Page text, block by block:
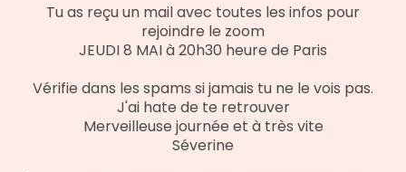
Tu as reçu un mail avec toutes les infos pour
rejoindre le zoom
JEUDI 8 MAI à 20h30 heure de Paris
Vérifie dans les spams si jamais tu ne le vois pas.
J'ai hate de te retrouver
Merveilleuse journée et à très vite
Séverine